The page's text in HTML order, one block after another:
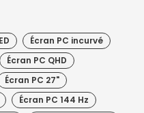
Écran PC incurvé
Écran PC QHD
Écran PC 27"
Écran PC 144 Hz